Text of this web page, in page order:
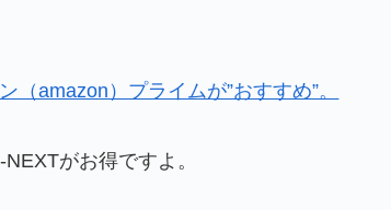
（amazon）プライムが”おすすめ”。
がお得ですよ。